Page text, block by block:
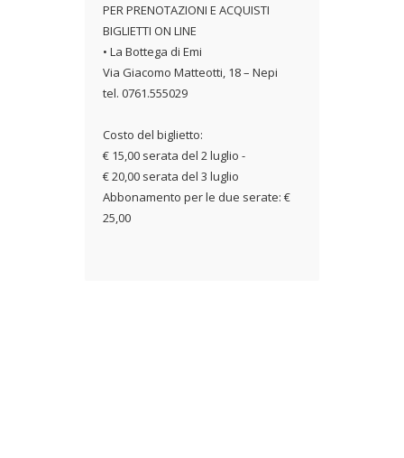
PER PRENOTAZIONI E ACQUISTI
BIGLIETTI ON LINE
• La Bottega di Emi
Via Giacomo Matteotti, 18 – Nepi
tel. 0761.555029
Costo del biglietto:
€ 15,00 serata del 2 luglio -
€ 20,00 serata del 3 luglio
Abbonamento per le due serate: €
25,00